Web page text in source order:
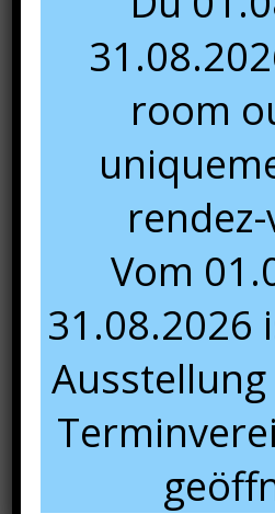
room
Vom
31.08.2026